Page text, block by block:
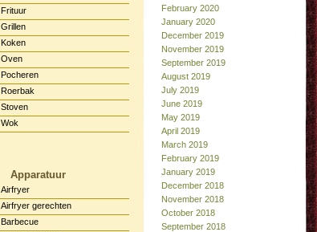
Frituur
Grillen
Koken
Oven
Pocheren
Roerbak
Stoven
Wok
Apparatuur
Airfryer
Airfryer gerechten
Barbecue
February 2020
January 2020
December 2019
November 2019
September 2019
August 2019
July 2019
June 2019
May 2019
April 2019
March 2019
February 2019
January 2019
December 2018
November 2018
October 2018
September 2018